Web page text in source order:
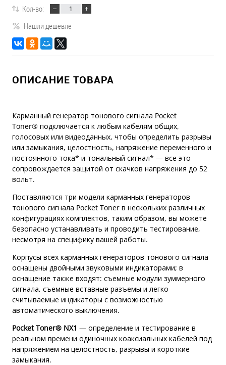
Кол-во:
Нашли дешевле
ОПИСАНИЕ ТОВАРА
Карманный генератор тонового сигнала Pocket
Toner® подключается к любым кабелям общих,
голосовых или видеоданных, чтобы определить разрывы
или замыкания, целостность, напряжение переменного и
постоянного тока* и тональный сигнал* — все это
сопровождается защитой от скачков напряжения до 52
вольт.
Поставляются три модели карманных генераторов
тонового сигнала Pocket Toner в нескольких различных
конфигурациях комплектов, таким образом, вы можете
безопасно устанавливать и проводить тестирование,
несмотря на специфику вашей работы.
Корпусы всех карманных генераторов тонового сигнала
оснащены двойными звуковыми индикаторами; в
оснащение также входят: съемные модули зуммерного
сигнала, съемные вставные разъемы и легко
считываемые индикаторы с возможностью
автоматического выключения.
Pocket Toner® NX1 — определение и тестирование в
реальном времени одиночных коаксиальных кабелей под
напряжением на целостность, разрывы и короткие
замыкания.